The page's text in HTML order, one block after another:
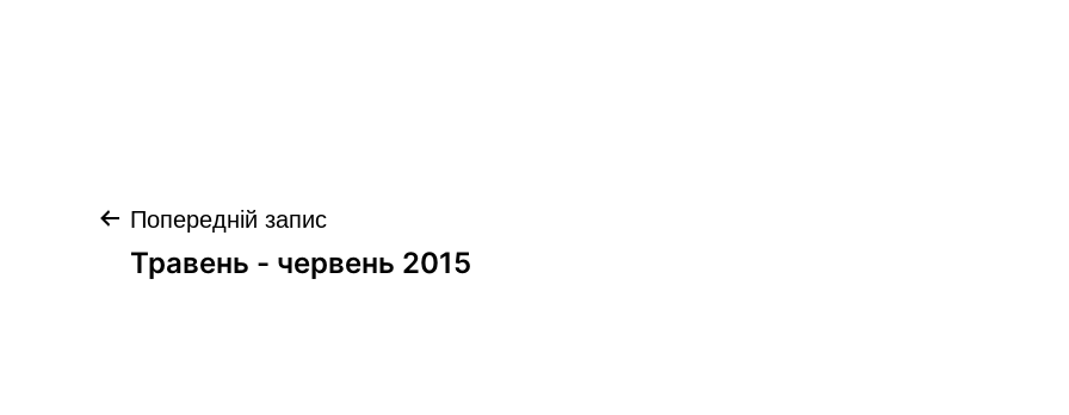
Навігація
записів
Попередній запис
Травень - червень 2015